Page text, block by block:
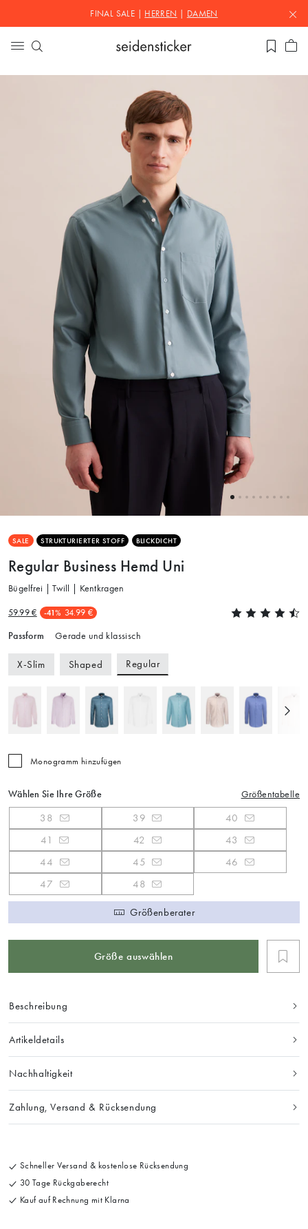
FINAL SALE | HERREN DAMEN
SALE STRUKTURIERTER STOFF BLICKDICHT
Regular Business Hemd Uni
Bügelfrei | Twill | Kentkragen
59.99 € -41% 34.99 €
Passform Gerade und klassisch
X-Slim Shaped Regular
Monogramm hinzufügen
Wählen Sie Ihre Größe Größentabelle
38 39
40
41
42
43
44
45
46
47
48
Größenberater
Größe auswählen
Beschreibung
Artikeldetails
Nachhaltigkeit
Zahlung, Versand & Rücksendung
Schneller Versand & kostenlose Rücksendung
30 Tage Rückgaberecht
Kauf auf Rechnung mit Klarna